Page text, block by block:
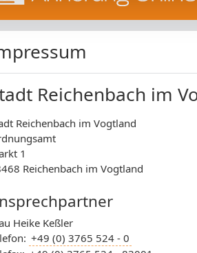
Reichenbach im
Reichenbach im Vogtland
1
Reichenbach im Vogtland
Heike Keßler
+49 (0) 3765 524 - 0